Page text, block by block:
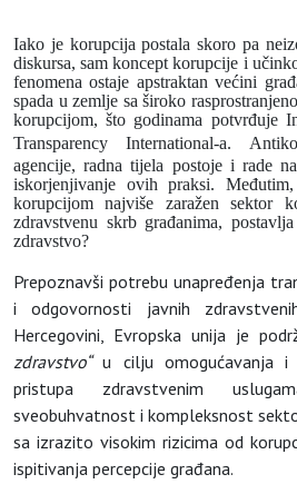
Iako je korupcija postala skoro pa
diskursa, sam koncept korupcije i uč
fenomena ostaje apstraktan većini građ
spada u zemlje sa široko
korupcijom, što godinama potvrđuje
Transparency International-a.
agencije, radna tijela postoje i rade
iskorjenjivanje ovih praksi. Međ
korupcijom najviše zaražen sektor
zdravstvenu skrb građanima,
zdravstvo?
Prepoznavši potrebu unapređenja
i odgovornosti javnih
Hercegovini, Evropska unija je
zdravstvo“u cilju omogućavanja i
pristupa zdravstvenim
sveobuhvatnost i kompleksnost
sa izrazito visokim rizicima od
ispitivanja percepcije građana.